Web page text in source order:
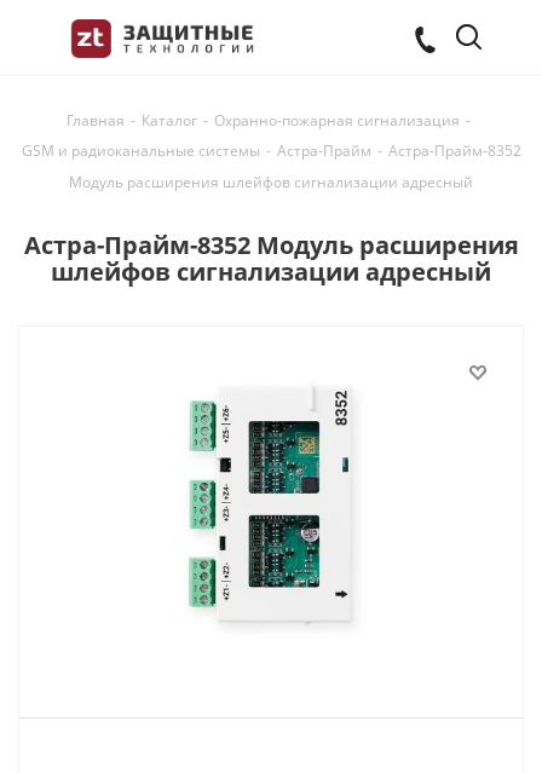
Главная - Каталог - Охранно-пожарная сигнализация -
GSM и радиоканальные системы - Астра-Прайм - Астра-Прайм-8352
Модуль расширения шлейфов сигнализации адресный
Астра-Прайм-8352 Модуль расширения
шлейфов сигнализации адресный